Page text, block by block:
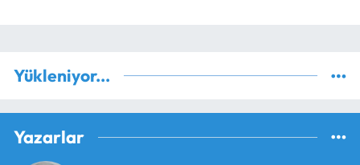
Yükleniyor...
Yazarlar